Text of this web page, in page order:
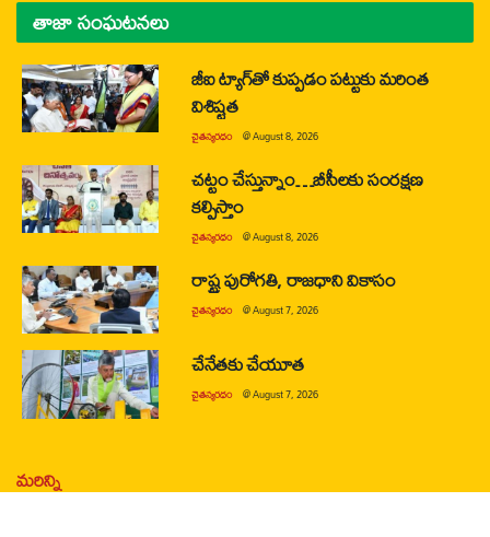
తాజా సంఘటనలు
జీఐ ట్యాగ్‌తో కుప్పడం పట్టుకు మరింత
విశిష్టత
చైతన్యరధం @August 8, 2026
చట్టం చేస్తున్నాం…బీసీలకు సంరక్షణ
కల్పిస్తాం
చైతన్యరధం @August 8, 2026
రాష్ట్ర పురోగతి, రాజధాని వికాసం
చైతన్యరధం @August 7, 2026
చేనేతకు చేయూత
చైతన్యరధం @August 7, 2026
మరిన్ని